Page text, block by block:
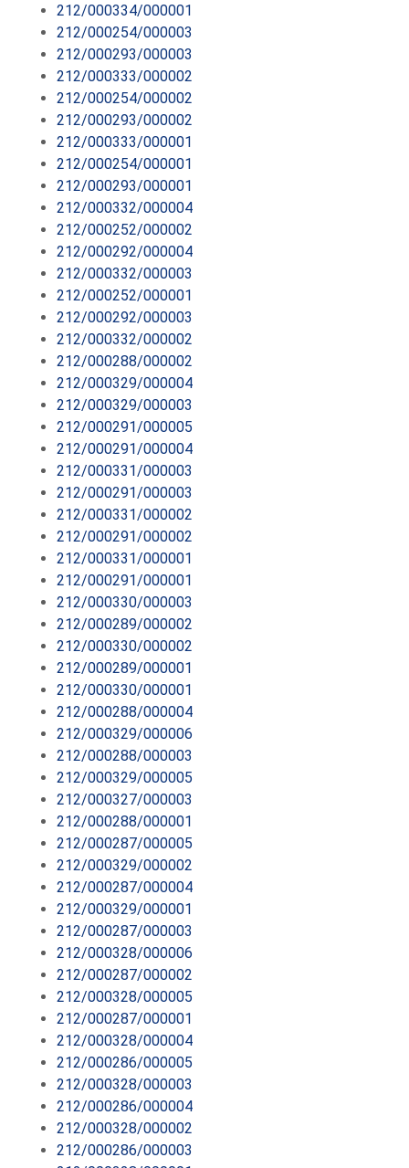
212/000334/000001
212/000254/000003
212/000293/000003
212/000333/000002
212/000254/000002
212/000293/000002
212/000333/000001
212/000254/000001
212/000293/000001
212/000332/000004
212/000252/000002
212/000292/000004
212/000332/000003
212/000252/000001
212/000292/000003
212/000332/000002
212/000288/000002
212/000329/000004
212/000329/000003
212/000291/000005
212/000291/000004
212/000331/000003
212/000291/000003
212/000331/000002
212/000291/000002
212/000331/000001
212/000291/000001
212/000330/000003
212/000289/000002
212/000330/000002
212/000289/000001
212/000330/000001
212/000288/000004
212/000329/000006
212/000288/000003
212/000329/000005
212/000327/000003
212/000288/000001
212/000287/000005
212/000329/000002
212/000287/000004
212/000329/000001
212/000287/000003
212/000328/000006
212/000287/000002
212/000328/000005
212/000287/000001
212/000328/000004
212/000286/000005
212/000328/000003
212/000286/000004
212/000328/000002
212/000286/000003